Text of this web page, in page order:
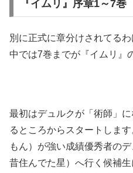
『イムリ』序章1～7巻
別に正式に章分けされてる
中では7巻までが『イムリ』
最初はデュルクが「術師」
るところからスタートしま
もん）が強い成績優秀者の
昔住んでた星）へ行く候補